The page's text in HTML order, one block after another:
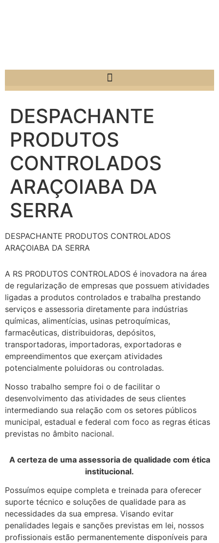
DESPACHANTE
PRODUTOS
CONTROLADOS
ARAÇOIABA DA
SERRA
DESPACHANTE PRODUTOS CONTROLADOS
ARAÇOIABA DA SERRA
A RS PRODUTOS CONTROLADOS é inovadora na área
de regularização de empresas que possuem atividades
ligadas a produtos controlados e trabalha prestando
serviços e assessoria diretamente para indústrias
químicas, alimentícias, usinas petroquímicas,
farmacêuticas, distribuidoras, depósitos,
transportadoras, importadoras, exportadoras e
empreendimentos que exerçam atividades
potencialmente poluidoras ou controladas.
Nosso trabalho sempre foi o de facilitar o
desenvolvimento das atividades de seus clientes
intermediando sua relação com os setores públicos
municipal, estadual e federal com foco as regras éticas
previstas no âmbito nacional.
A certeza de uma assessoria de qualidade com ética
institucional.
Possuímos equipe completa e treinada para oferecer
suporte técnico e soluções de qualidade para as
necessidades da sua empresa. Visando evitar
penalidades legais e sanções previstas em lei, nossos
profissionais estão permanentemente disponíveis para